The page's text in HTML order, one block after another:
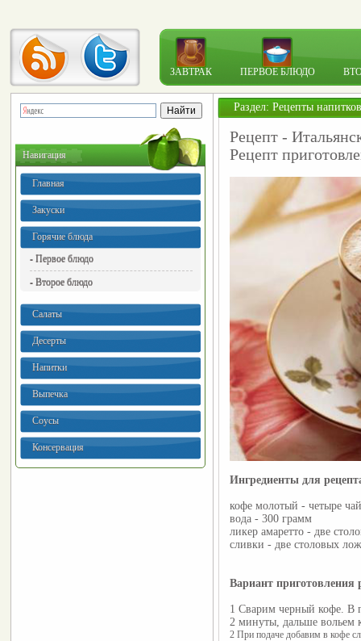
ЗАВТРАК ПЕРВОЕ БЛЮДО
Навигация
Главная
Закуски
Горячие блюда
- Первое блюдо
- Второе блюдо
Салаты
Десерты
Напитки
Выпечка
Соусы
Консервация
Раздел: Рецепты напитков
Рецепт -
Рецепт
Ингредиенты для
кофе молотый - четыре
вода - 300 грамм
ликер амаретто - две
сливки - две столовых
Вариант приготовления
1 Сварим черный кофе. В
2 минуты, дальше вольем
2 При подаче добавим в кофе